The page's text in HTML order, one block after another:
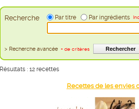
Recherche Par titre Par ingrédients
> Recherche avancée + de critères
Résultats : 12 recettes
Recettes de les envies